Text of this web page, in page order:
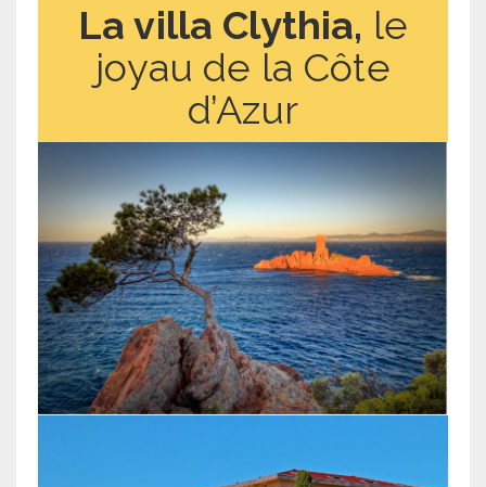
La villa Clythia, le
joyau de la Côte
d’Azur